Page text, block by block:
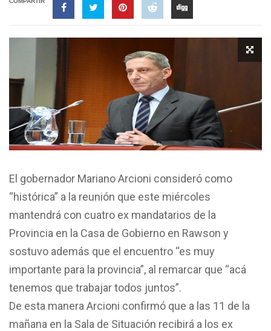
El gobernador Mariano Arcioni consideró como
“histórica” a la reunión que este miércoles
mantendrá con cuatro ex mandatarios de la
Provincia en la Casa de Gobierno en Rawson y
sostuvo además que el encuentro “es muy
importante para la provincia”, al remarcar que “acá
tenemos que trabajar todos juntos”.
De esta manera Arcioni confirmó que a las 11 de la
mañana en la Sala de Situación recibirá a los ex